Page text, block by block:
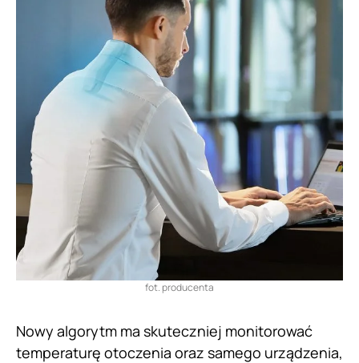
fot. producenta
Nowy algorytm ma skuteczniej monitorować
temperaturę otoczenia oraz samego urządzenia,